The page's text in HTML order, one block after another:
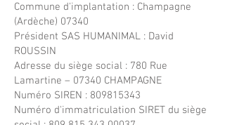
Commune d'implantation : Champagne
(Ardèche) 07340
Président SAS HUMANIMAL : David
ROUSSIN
Adresse du siège social : 780 Rue
Lamartine – 07340 CHAMPAGNE
Numéro SIREN : 809815343
Numéro d'immatriculation SIRET du siège